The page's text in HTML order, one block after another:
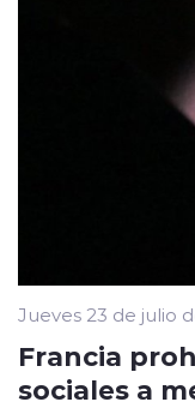
Jueves 23 de julio
Francia
sociales a